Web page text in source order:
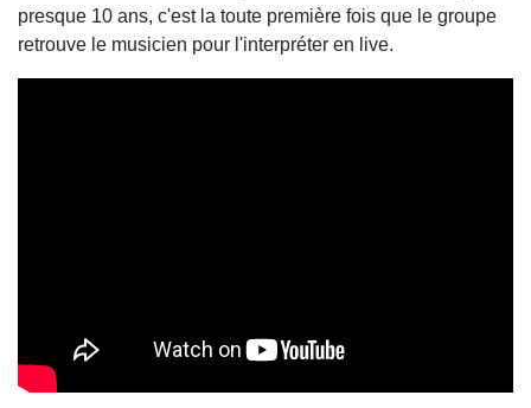
presque 10 ans, c'est la toute première fois que le groupe
retrouve le musicien pour l'interpréter en live.